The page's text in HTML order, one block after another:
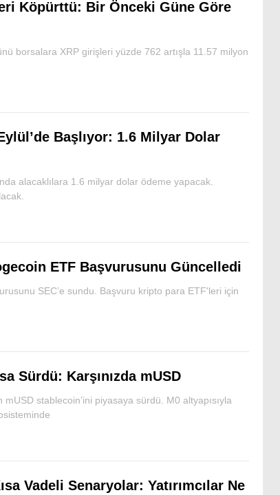
Köpürttü: Bir Önceki Güne Göre
borsalara XRP girişleri yüzde 762 artışla 11.57 milyon
Başlıyor: 1.6 Milyar Dolar
alacaklılara 1.6 milyar dolar ödeme yapacak.
ETF Başvurusunu Güncelledi
SEC’e sundu. Başvuru kripto para ETF'leri için
Sürdü: Karşınızda mUSD
stablecoin’ini piyasaya sürdü. M0 altyapısıyla
Vadeli Senaryolar: Yatırımcılar Ne